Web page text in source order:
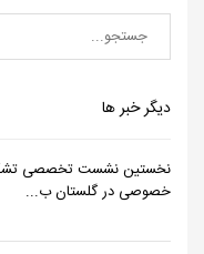
دیگر خبر ها
نخستین نشست تخصصی
خصوصی در گلستان ب...